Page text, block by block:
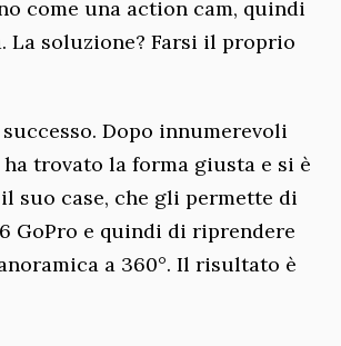
come una action cam, quindi
La soluzione? Farsi il proprio
Dopo innumerevoli
trovato la forma giusta e si è
suo case, che gli permette di
GoPro e quindi di riprendere
a 360°. Il risultato è